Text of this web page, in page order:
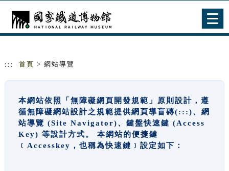
::: 首頁 > 網站導覽
本網站依照「無障礙網頁開發規範」原則設計，遵
循無障礙網站設計之規範提供網頁導盲磚(:::)、網
站導覽 (Site Navigator)、鍵盤快速鍵 (Access
Key) 等設計方式。 本網站的便捷鍵
﹝Accesskey，也稱為快速鍵﹞設定如下：